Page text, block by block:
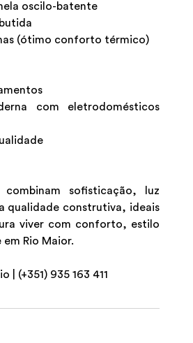
oscilo-batente
(ótimo conforto térmico)
com eletrodomésticos
combinam sofisticação, luz
qualidade construtiva, ideais
viver com conforto, estilo
Rio Maior.
| (+351) 935 163 411